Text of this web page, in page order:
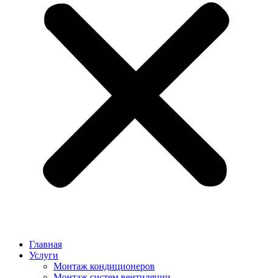
Главная
Услуги
Монтаж кондиционеров